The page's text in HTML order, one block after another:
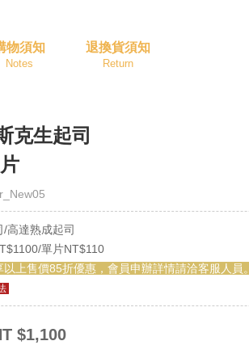
物須知
Notes
退換貨須知
Return
克生起司
高達熟成起司
單片NT$110
上售價85折優惠，會員申辦詳情請洽客服人員。
$1,100